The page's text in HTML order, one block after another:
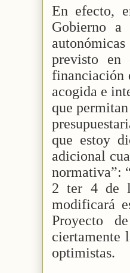
En efecto,
Gobierno a
previsto
financiación
acogida e
que
que estoy
adicional
normativa”:
2 ter 4 de
modificará
Proyecto
ciertamente
optimistas.